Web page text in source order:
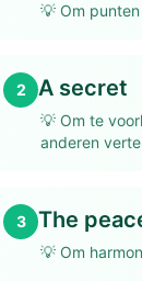
💡 Om
2 A secret
💡 Om te
anderen
3 The
💡 Om